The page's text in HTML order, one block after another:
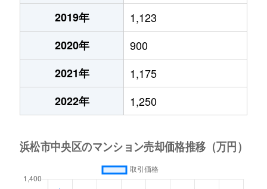
2019年
1,123
2020年
900
2021年
1,175
2022年
1,250